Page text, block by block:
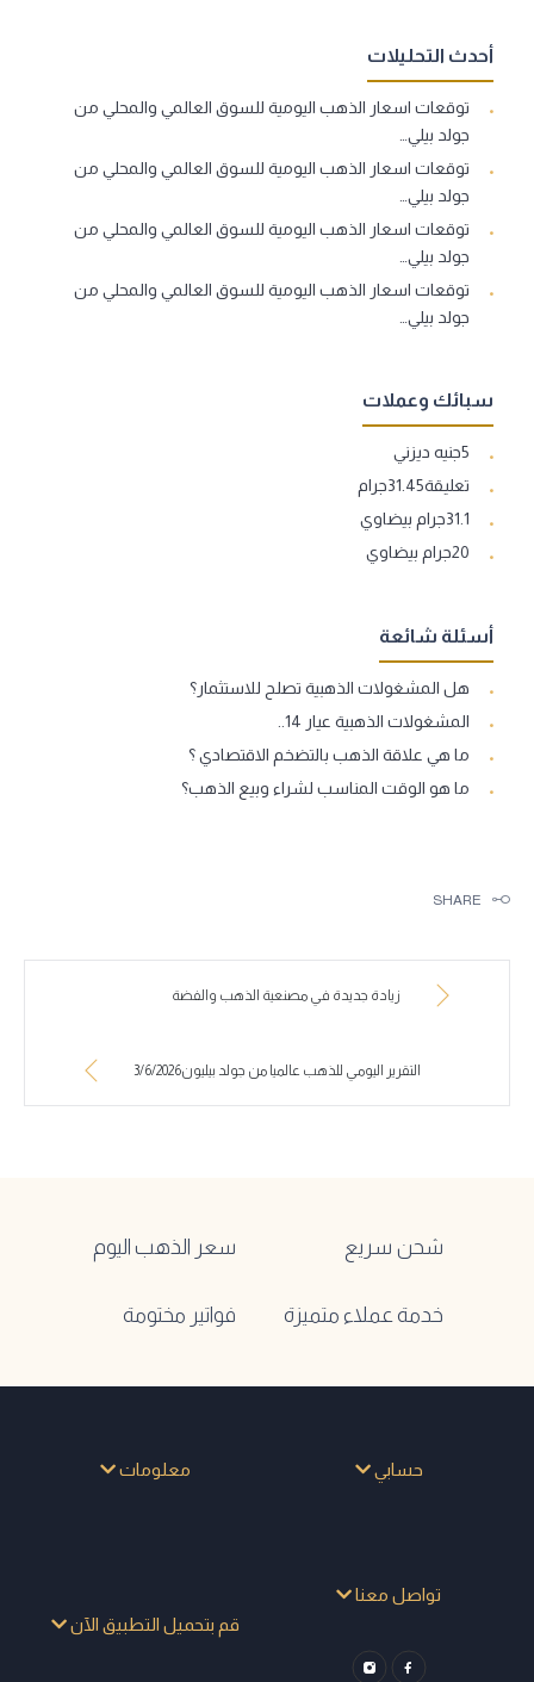
أحدث التحليلات
توقعات اسعار الذهب اليومية للسوق العالمي والمحلي من
جولد بيلي…
توقعات اسعار الذهب اليومية للسوق العالمي والمحلي من
جولد بيلي…
توقعات اسعار الذهب اليومية للسوق العالمي والمحلي من
جولد بيلي…
توقعات اسعار الذهب اليومية للسوق العالمي والمحلي من
جولد بيلي…
سبائك وعملات
5جنيه ديزني
تعليقة31.45جرام
31.1جرام بيضاوي
20جرام بيضاوي
أسئلة شائعة
هل المشغولات الذهبية تصلح للاستثمار؟
المشغولات الذهبية عيار 14..
ما هي علاقة الذهب بالتضخم الاقتصادي ؟
ما هو الوقت المناسب لشراء وبيع الذهب؟
SHARE
زيادة جديدة في مصنعية الذهب والفضة
التقرير اليومي للذهب عالميا من جولد بيليون3/6/2026
شحن سريع سعر الذهب اليوم
خدمة عملاء متميزة فواتير مختومة
حسابي معلومات
تواصل معنا
قم بتحميل التطبيق الآن